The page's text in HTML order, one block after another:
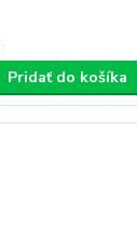
Pridať do košíka